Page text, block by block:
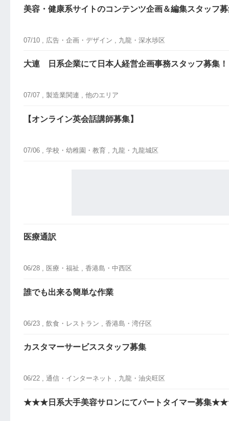
美容・健康系サイトのコンテンツ企画＆編集スタッフ
07/10 , 広告・企画・デザイン , 九龍・深水埗区
大連 日系企業にて日本人経営企画事務スタッフ募集！
07/07 , 製造業関連 , 他のエリア
【オンライン英会話講師募集】
07/06 , 学校・幼稚園・教育 , 九龍・九龍城区
医療通訳
06/28 , 医療・福祉 , 香港島・中西区
誰でも出来る簡単な作業
06/23 , 飲食・レストラン , 香港島・湾仔区
カスタマーサービススタッフ募集
06/22 , 通信・インターネット , 九龍・油尖旺区
★★★日系大手美容サロンにてパートタイマー募集